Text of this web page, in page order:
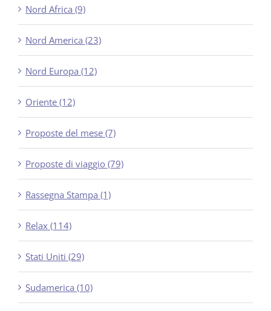
Nord Africa (9)
Nord America (23)
Nord Europa (12)
Oriente (12)
Proposte del mese (7)
Proposte di viaggio (79)
Rassegna Stampa (1)
Relax (114)
Stati Uniti (29)
Sudamerica (10)